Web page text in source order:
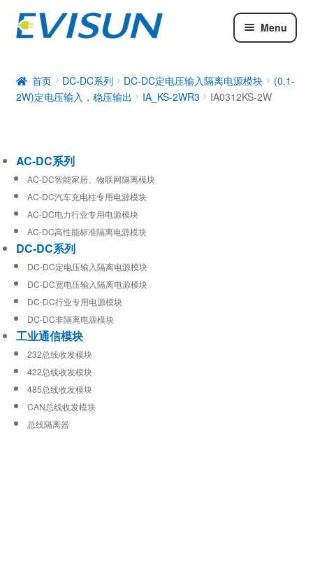
Menu
DC-DC系列
工业通信模块
首页 DC-DC系列 DC-DC定电压输入隔离电源模块
(0.1-
2W)定电压输入，稳压输出
IA_KS-2WR3 IA0312KS-2W
AC-DC系列
AC-DC智能家居、物联网隔离模块
AC-DC汽车充电柱专用电源模块
AC-DC电力行业专用电源模块
AC-DC高性能标准隔离电源模块
DC-DC系列
DC-DC定电压输入隔离电源模块
DC-DC宽电压输入隔离电源模块
DC-DC行业专用电源模块
DC-DC非隔离电源模块
工业通信模块
232总线收发模块
422总线收发模块
485总线收发模块
CAN总线收发模块
总线隔离器